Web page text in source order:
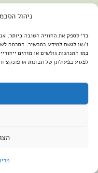
ניהול
כדי לספק את החוויה הטובה ביותר,
ו/או לגשת למידע במכשיר. הסכמה
כמו התנהגות גולשים או מזהים
לפגוע בפעולתן של תכונות או
2026 © כל הזכויות שמורות למיכל שמיר